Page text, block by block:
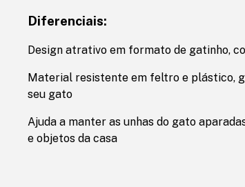
Diferenciais:
Design atrativo em formato de gatinho,
Material resistente em feltro e plástico,
seu gato
Ajuda a manter as unhas do gato
e objetos da casa